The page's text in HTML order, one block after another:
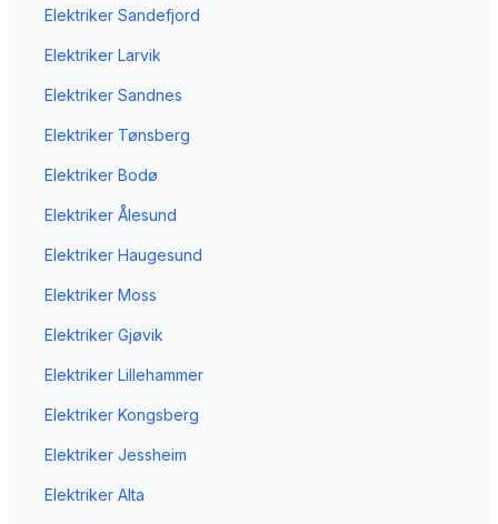
Elektriker Sandefjord
Elektriker Larvik
Elektriker Sandnes
Elektriker Tønsberg
Elektriker Bodø
Elektriker Ålesund
Elektriker Haugesund
Elektriker Moss
Elektriker Gjøvik
Elektriker Lillehammer
Elektriker Kongsberg
Elektriker Jessheim
Elektriker Alta